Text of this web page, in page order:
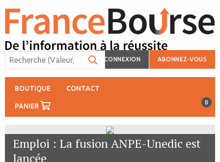
CONNEXION ABONNEZ-VOUS
BOUTIQUE CONTACT
PANIER 0
Emploi : La fusion ANPE-Unedic est
lancée